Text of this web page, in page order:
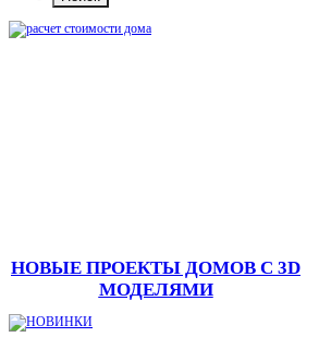
НОВЫЕ ПРОЕКТЫ ДОМОВ С 3D
МОДЕЛЯМИ